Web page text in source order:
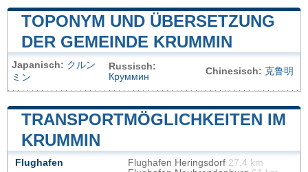
TOPONYM UND ÜBERSETZUNG
DER GEMEINDE KRUMMIN
Japanisch: クルン
ミン
Russisch:
Круммин
Chinesisch: 克鲁明
TRANSPORTMÖGLICHKEITEN IM
KRUMMIN
Flughafen Flughafen Heringsdorf 27.4 km